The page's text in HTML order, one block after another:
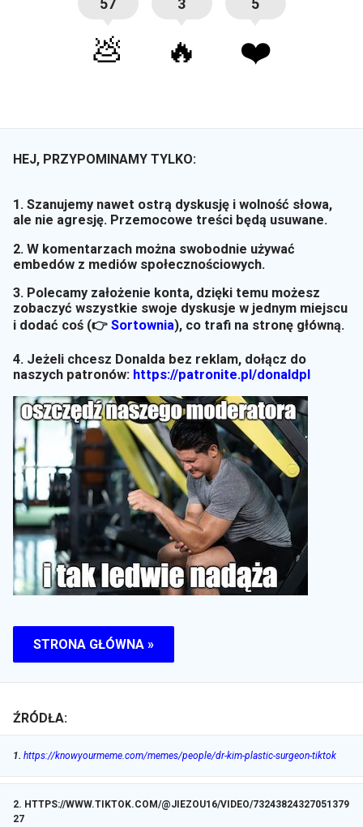
💩 🔥 ❤️
HEJ, PRZYPOMINAMY TYLKO:
1. Szanujemy nawet ostrą dyskusję i wolność słowa,
ale nie agresję. Przemocowe treści będą usuwane.
2. W komentarzach można swobodnie używać
embedów z mediów społecznościowych.
3. Polecamy założenie konta, dzięki temu możesz
zobaczyć wszystkie swoje dyskusje w jednym miejscu
i dodać coś (👉 Sortownia), co trafi na stronę główną.
4. Jeżeli chcesz Donalda bez reklam, dołącz do
naszych patronów: https://patronite.pl/donaldpl
STRONA GŁÓWNA »
ŹRÓDŁA:
1. https://knowyourmeme.com/memes/people/dr-kim-plastic-surgeon-tiktok
2. HTTPS://WWW.TIKTOK.COM/@JIEZOU16/VIDEO/73243824327051379
27